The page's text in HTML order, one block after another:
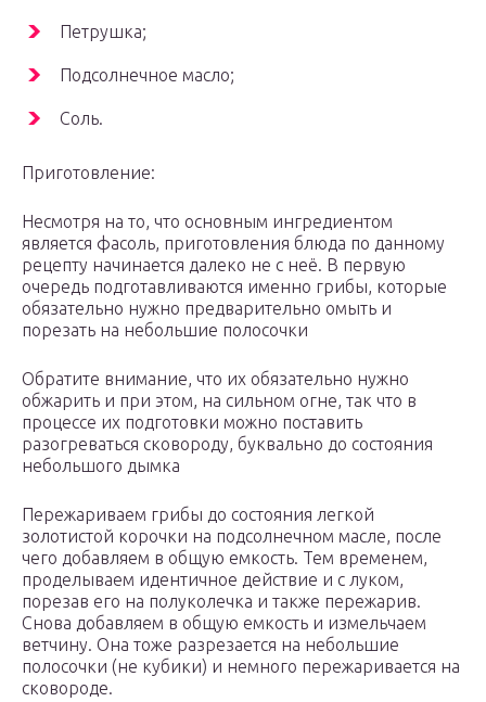
Петрушка;
Подсолнечное масло;
Соль.
Приготовление:
Несмотря на то, что основным ингредиентом
является фасоль, приготовления блюда по данному
рецепту начинается далеко не с неё. В первую
очередь подготавливаются именно грибы, которые
обязательно нужно предварительно омыть и
порезать на небольшие полосочки
Обратите внимание, что их обязательно нужно
обжарить и при этом, на сильном огне, так что в
процессе их подготовки можно поставить
разогреваться сковороду, буквально до состояния
небольшого дымка
Пережариваем грибы до состояния легкой
золотистой корочки на подсолнечном масле, после
чего добавляем в общую емкость. Тем временем,
проделываем идентичное действие и с луком,
порезав его на полуколечка и также пережарив.
Снова добавляем в общую емкость и измельчаем
ветчину. Она тоже разрезается на небольшие
полосочки (не кубики) и немного пережаривается на
сковороде.